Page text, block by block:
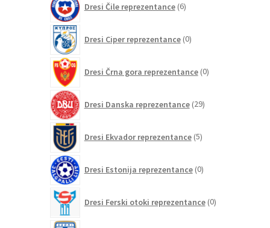
Dresi Čile reprezentance 6izdelkov
Dresi Ciper reprezentance 0izdelkov
Dresi Črna gora reprezentance 0izdelkov
Dresi Danska reprezentance 29izdelkov
Dresi Ekvador reprezentance 5izdelkov
Dresi Estonija reprezentance 0izdelkov
Dresi Ferski otoki reprezentance 0izdelkov